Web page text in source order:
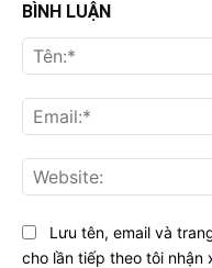
BÌNH LUẬN
Lưu tên, email và
cho lần tiếp theo tôi nhận